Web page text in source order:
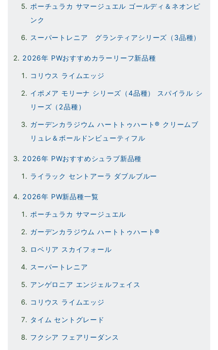
ポーチュラカ サマージュエル ゴールディ＆ネオンピ
ンク
スーパートレニア グランティアシリーズ（3品種）
2026年 PWおすすめカラーリーフ新品種
コリウス ライムエッジ
イポメア モリーナ シリーズ（4品種） スパイラル シ
リーズ（2品種）
ガーデンカラジウム ハートトゥハート® クリームブ
リュレ＆ボールドンビューティフル
2026年 PWおすすめシュラブ新品種
ライラック セントアーラ ダブルブルー
2026年 PW新品種一覧
ポーチュラカ サマージュエル
ガーデンカラジウム ハートトゥハート®
ロベリア スカイフォール
スーパートレニア
アンゲロニア エンジェルフェイス
コリウス ライムエッジ
タイム セントグレード
フクシア フェアリーダンス